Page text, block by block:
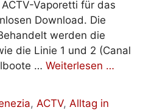
Vaporetti für das
Download. Die
werden die
die Linie 1 und 2 (Canal
… Weiterlesen …
, ACTV, Alltag in